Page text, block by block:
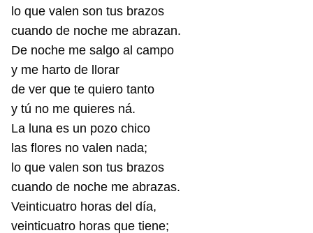
lo que valen son tus brazos
cuando de noche me abrazan.
De noche me salgo al campo
y me harto de llorar
de ver que te quiero tanto
y tú no me quieres ná.
La luna es un pozo chico
las flores no valen nada;
lo que valen son tus brazos
cuando de noche me abrazas.
Veinticuatro horas del día,
veinticuatro horas que tiene;